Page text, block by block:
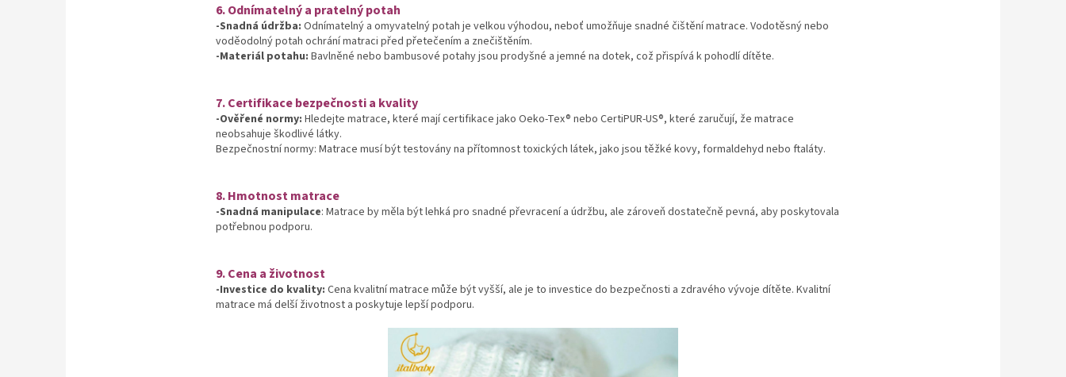
6. Odnímatelný a pratelný potah
-Snadná údržba: Odnímatelný a omyvatelný potah je velkou výhodou, neboť umožňuje snadné čištění matrace. Vodotěsný nebo
voděodolný potah ochrání matraci před přetečením a znečištěním.
-Materiál potahu: Bavlněné nebo bambusové potahy jsou prodyšné a jemné na dotek, což přispívá k pohodlí dítěte.
7. Certifikace bezpečnosti a kvality
-Ověřené normy: Hledejte matrace, které mají certifikace jako Oeko-Tex® nebo CertiPUR-US®, které zaručují, že matrace
neobsahuje škodlivé látky.
Bezpečnostní normy: Matrace musí být testovány na přítomnost toxických látek, jako jsou těžké kovy, formaldehyd nebo ftaláty.
8. Hmotnost matrace
-Snadná manipulace: Matrace by měla být lehká pro snadné převracení a údržbu, ale zároveň dostatečně pevná, aby poskytovala
potřebnou podporu.
9. Cena a životnost
-Investice do kvality: Cena kvalitní matrace může být vyšší, ale je to investice do bezpečnosti a zdravého vývoje dítěte. Kvalitní
matrace má delší životnost a poskytuje lepší podporu.